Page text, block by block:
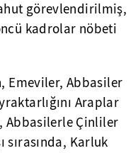
görevlendirilmiş,
kadrolar nöbeti
Emeviler, Abbasiler
Araplar
Abbasilerle Çinliler
sırasında, Karluk